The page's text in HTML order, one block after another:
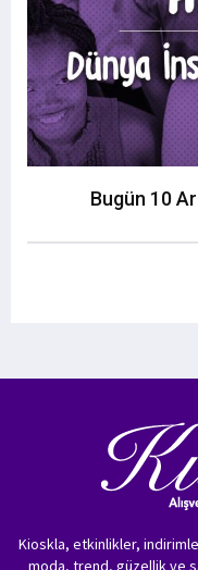
Bugün 10
Kioskla, etkinlikler,
moda, trend, güzellik ve